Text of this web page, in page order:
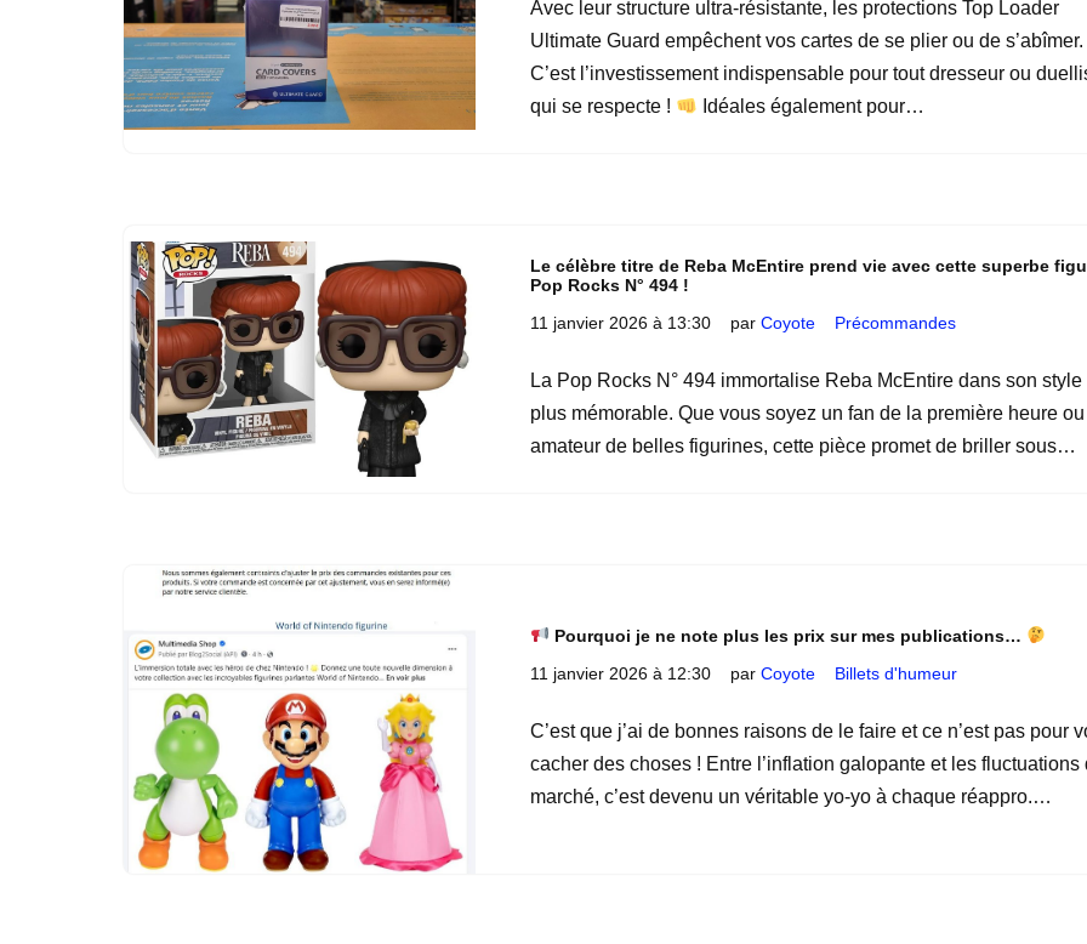
Avec leur structure ultra-résistante, les protections Top Loader
Ultimate Guard empêchent vos cartes de se plier ou de s’abîmer.
C’est l’investissement indispensable pour tout dresseur ou
qui se respecte !
Idéales également pour…
Le célèbre titre de Reba McEntire prend vie avec cette superbe
Pop Rocks N° 494 !
11 janvier 2026 à 13:30
par Coyote Précommandes
La Pop Rocks N° 494 immortalise Reba McEntire dans son style
plus mémorable. Que vous soyez un fan de la première heure ou
amateur de belles figurines, cette pièce promet de briller sous…
Pourquoi je ne note plus les prix sur mes publications…
11 janvier 2026 à 12:30
par Coyote Billets d'humeur
C’est que j’ai de bonnes raisons de le faire et ce n’est pas pour
cacher des choses ! Entre l’inflation galopante et les fluctuations
marché, c’est devenu un véritable yo-yo à chaque réappro.…